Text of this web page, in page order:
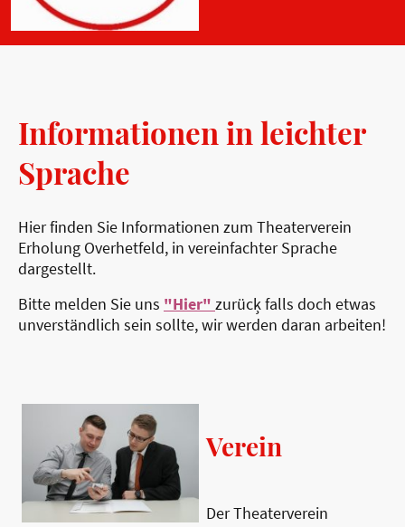
Informationen in leichter
Sprache
Hier finden Sie Informationen zum Theaterverein
Erholung Overhetfeld, in vereinfachter Sprache
dargestellt.
Bitte melden Sie uns "Hier" zurücķ falls doch etwas
unverständlich sein sollte, wir werden daran arbeiten!
Verein
Der Theaterverein